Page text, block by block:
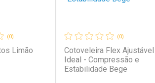
(0)
Limão
(0)
Cotoveleira Flex Ajustável
Ideal - Compressão e
Estabilidade Bege